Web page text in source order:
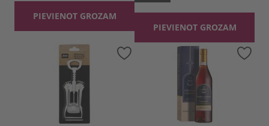
PIEVIENOT GROZAM
PIEVIENOT GROZAM
Pievienot vēlmju sarakstam